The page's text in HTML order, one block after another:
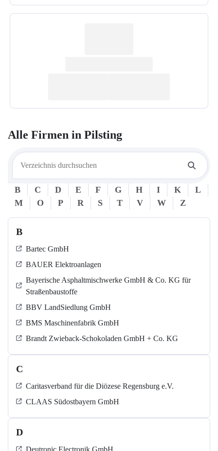
Alle Firmen in Pilsting
B C D E F G H I K
L
M
O P R S T V W Z
B
Bartec GmbH
BAUER Elektroanlagen
Bayerische Asphaltmischwerke GmbH & Co. KG für
Straßenbaustoffe
BBV LandSiedlung GmbH
BMS Maschinenfabrik GmbH
Brandt Zwieback-Schokoladen GmbH + Co. KG
C
Caritasverband für die Diözese Regensburg e.V.
CLAAS Südostbayern GmbH
D